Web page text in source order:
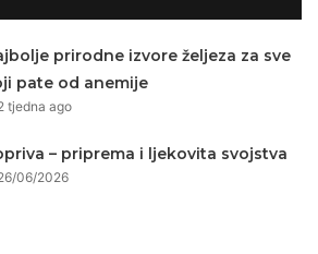
prirodne izvore željeza za sve
pate od anemije
tjedna ago
– priprema i ljekovita svojstva
06/2026